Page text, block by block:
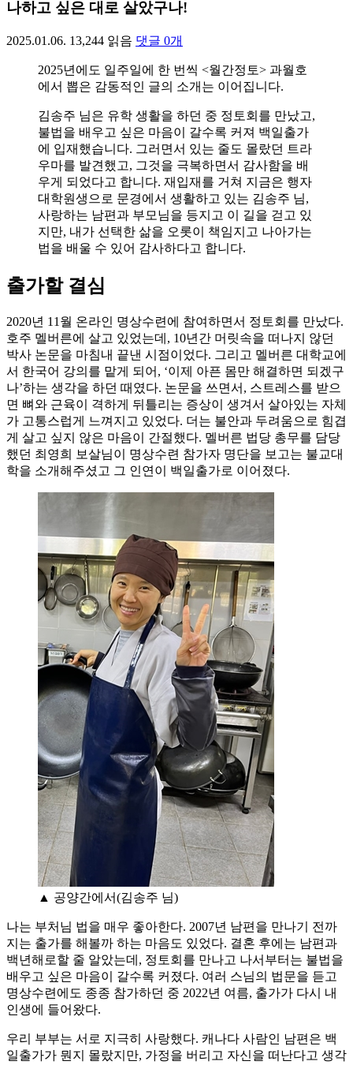
나하고 싶은 대로 살았구나!
2025.01.06. 13,244 읽음 댓글 0개
2025년에도 일주일에 한 번씩 <월간정토> 과월호
에서 뽑은 감동적인 글의 소개는 이어집니다.
김송주 님은 유학 생활을 하던 중 정토회를 만났고,
불법을 배우고 싶은 마음이 갈수록 커져 백일출가
에 입재했습니다. 그러면서 있는 줄도 몰랐던 트라
우마를 발견했고, 그것을 극복하면서 감사함을 배
우게 되었다고 합니다. 재입재를 거쳐 지금은 행자
대학원생으로 문경에서 생활하고 있는 김송주 님,
사랑하는 남편과 부모님을 등지고 이 길을 걷고 있
지만, 내가 선택한 삶을 오롯이 책임지고 나아가는
법을 배울 수 있어 감사하다고 합니다.
출가할 결심
2020년 11월 온라인 명상수련에 참여하면서 정토회를 만났다.
호주 멜버른에 살고 있었는데, 10년간 머릿속을 떠나지 않던
박사 논문을 마침내 끝낸 시점이었다. 그리고 멜버른 대학교에
서 한국어 강의를 맡게 되어, ‘이제 아픈 몸만 해결하면 되겠구
나’하는 생각을 하던 때였다. 논문을 쓰면서, 스트레스를 받으
면 뼈와 근육이 격하게 뒤틀리는 증상이 생겨서 살아있는 자체
가 고통스럽게 느껴지고 있었다. 더는 불안과 두려움으로 힘겹
게 살고 싶지 않은 마음이 간절했다. 멜버른 법당 총무를 담당
했던 최영희 보살님이 명상수련 참가자 명단을 보고는 불교대
학을 소개해주셨고 그 인연이 백일출가로 이어졌다.
▲ 공양간에서(김송주 님)
나는 부처님 법을 매우 좋아한다. 2007년 남편을 만나기 전까
지는 출가를 해볼까 하는 마음도 있었다. 결혼 후에는 남편과
백년해로할 줄 알았는데, 정토회를 만나고 나서부터는 불법을
배우고 싶은 마음이 갈수록 커졌다. 여러 스님의 법문을 듣고
명상수련에도 종종 참가하던 중 2022년 여름, 출가가 다시 내
인생에 들어왔다.
우리 부부는 서로 지극히 사랑했다. 캐나다 사람인 남편은 백
일출가가 뭔지 몰랐지만, 가정을 버리고 자신을 떠난다고 생각